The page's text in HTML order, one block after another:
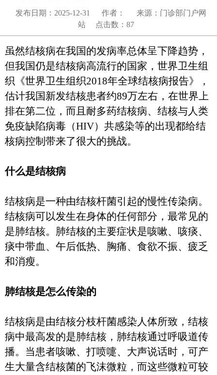
发布日期： 2025-12-31 作者： 来源： 门诊部门户网
站
点击数： 87
虽然结核病在我国的发病率总体呈下降趋势，
但我国仍是结核病高流行的国家，世界卫生组
织《世界卫生组织2018年全球结核病报告》
，
估计我国新发结核患者约89万左右，在世界上
排在第二位，而且耐多药结核病、结核与人类
免疫缺陷病毒 （HIV） 共感染等的出现都给结
核病控制带来了很大的挑战。
什么是结核病
结核病是一种由结核杆菌引起的慢性传染病。
结核病可以发生在身体的任何部分，最常见的
是肺结核。肺结核的主要症状是咳嗽、咳痰、
痰中带血、午后低热、胸痛、食欲不振、疲乏
和消瘦。
肺结核是怎么传染的
结核病是由结核分枝杆菌感染人体所致，结核
病中最高发的是肺结核，肺结核通过呼吸道传
播。当患者咳嗽、打喷嚏、大声说话时，可产
生大量含结核菌的飞沫微粒，而这些微粒可较